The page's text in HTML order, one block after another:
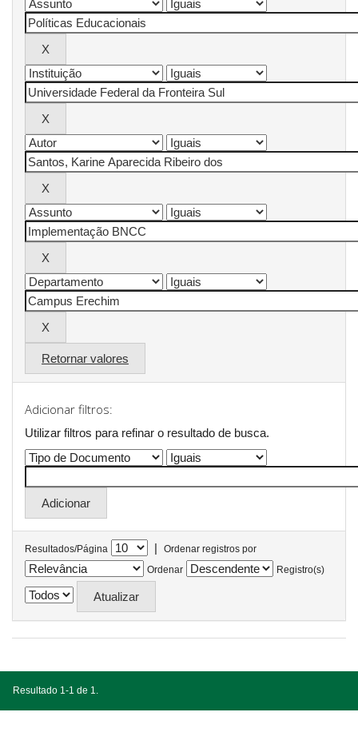
Retornar valores
Adicionar filtros:
Utilizar filtros para refinar o resultado de busca.
Resultados/Página |
Ordenar registros por
Ordenar
Registro(s)
Resultado 1-1 de 1.